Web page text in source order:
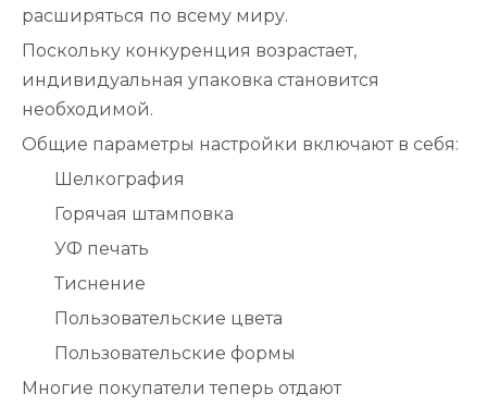
расширяться по всему миру.
Поскольку конкуренция возрастает,
индивидуальная упаковка становится
необходимой.
Общие параметры настройки включают в себя:
Шелкография
Горячая штамповка
УФ печать
Тиснение
Пользовательские цвета
Пользовательские формы
Многие покупатели теперь отдают